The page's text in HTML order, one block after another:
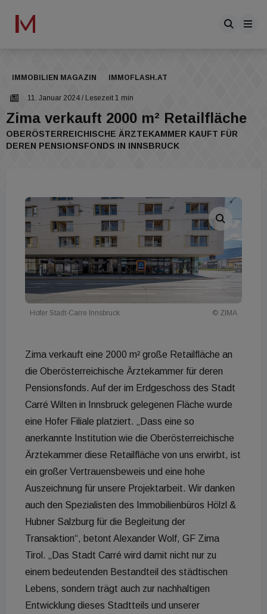
IMMOBILIEN MAGAZIN IMMOFLASH.AT
11. Januar 2024 / Lesezeit 1 min
Zima verkauft 2000 m² Retailfläche
OBERÖSTERREICHISCHE ÄRZTEKAMMER KAUFT FÜR
DEREN PENSIONSFONDS IN INNSBRUCK
Hofer Stadt-Carre Innsbruck © ZIMA
Zima verkauft eine 2000 m² große Retailfläche an
die Oberösterreichische Ärztekammer für deren
Pensionsfonds. Auf der im Erdgeschoss des Stadt
Carré Wilten in Innsbruck gelegenen Fläche wurde
eine Hofer Filiale platziert. „Dass eine so
anerkannte Institution wie die Oberösterreichische
Ärztekammer diese Retailfläche von uns erwirbt, ist
ein großer Vertrauensbeweis und eine hohe
Auszeichnung für unsere Projektarbeit. Wir danken
auch den Spezialisten des Immobilienbüros Hölzl &
Hubner Salzburg für die Begleitung der
Transaktion“, betont Alexander Wolf, GF Zima
Tirol. „Das Stadt Carré wird damit nicht nur zu
einem bedeutenden Bestandteil des städtischen
Lebens, sondern trägt auch zur nachhaltigen
Entwicklung dieses Stadtteils und unserer